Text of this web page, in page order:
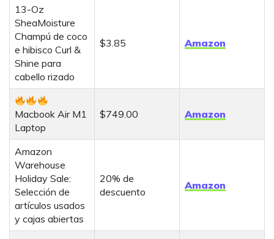
13-Oz
SheaMoisture
Champú de coco
e hibisco Curl &
Shine para
cabello rizado
$3.85 Amazon
Macbook Air M1
Laptop
$749.00 Amazon
Amazon
Warehouse
Holiday Sale:
Selección de
artículos usados
y cajas abiertas
20% de
descuento
Amazon